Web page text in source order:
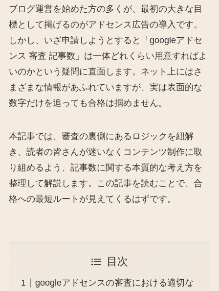
ブログ運営を始めた方の多くが、最初の大きな目
標として掲げるのがアドセンス広告の導入です。
しかし、いざ申請しようとすると「googleアドセ
ンス 審査 記事数」は一体どれくらい用意すればよ
いのかという疑問に直面します。ネット上にはさ
まざまな情報があふれていますが、実は表面的な
数字だけを追っても合格は掴めません。
本記事では、審査の裏側にあるロジックを紐解
き、読者の皆さんが迷いなくコンテンツ制作に取
り組めるよう、記事数に関する本質的な考え方を
整理して解説します。この記事を読むことで、合
格への最短ルートが見えてくるはずです。
目次
googleアドセンスの審査における適切な